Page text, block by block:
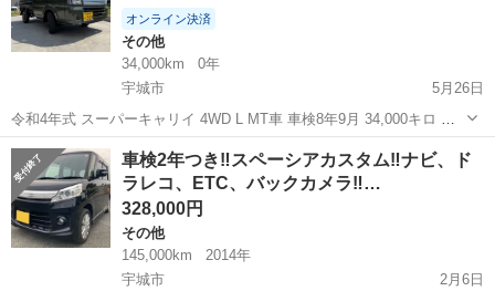
オンライン決済
その他
34,000km
0年
宇城市
5月26日
令和4年式 スーパーキャリイ 4WD L MT車 車検8年9月 34,000キロ グ
リーン 社外ホイール ナビ 内外装共に綺麗です 現状売り 質問等どう
ぞ！！
熊本 宇城市 その他 スーパーキャリイ
車検2年つき‼️スペーシアカスタム‼️ナビ、ド
ラレコ、ETC、バックカメラ‼️…
328,000円
その他
145,000km
2014年
宇城市
2月6日